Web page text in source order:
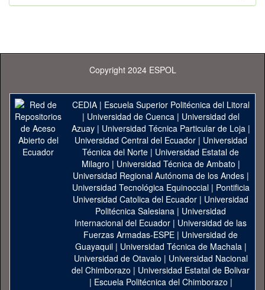
Copyright 2024 ESPOL
CEDIA| Escuela Superior Politécnica del Litoral
| Universidad de Cuenca| Universidad del
Azuay| Universidad Técnica Particular de Loja|
Universidad Central del Ecuador| Universidad
Técnica del Norte | Universidad Estatal de
Milagro | Universidad Técnica de Ambato |
Universidad Regional Autónoma de los Andes|
Universidad Tecnológica Equinoccial| Pontificia
Universidad Catolica del Ecuador | Universidad
Politécnica Salesiana | Universidad
Internacional del Ecuador | Universidad de las
Fuerzas Armadas-ESPE | Universidad de
Guayaquil| Universidad Técnica de Machala|
Universidad de Otavalo | Universidad Nacional
del Chimborazo | Universidad Estatal de Bolivar
| Escuela Politécnica del Chimborazo |